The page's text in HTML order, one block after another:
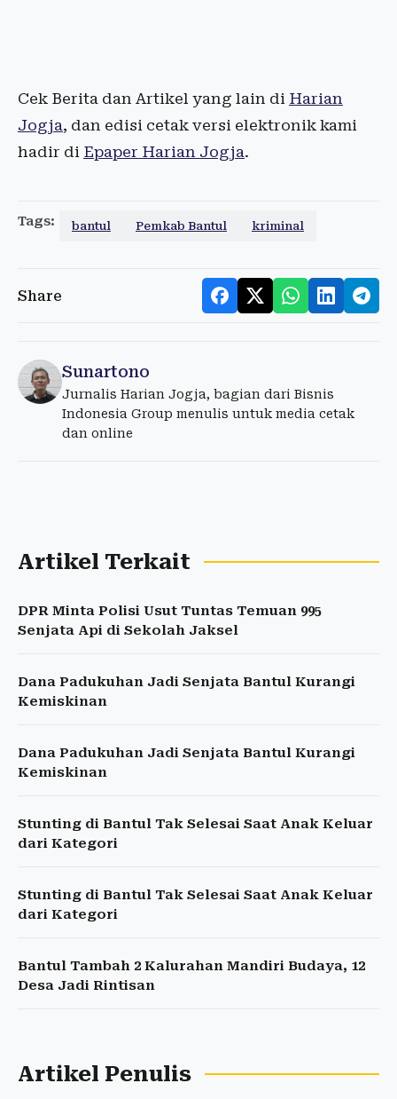
Cek Berita dan Artikel yang lain di Harian
Jogja, dan edisi cetak versi elektronik kami
hadir di Epaper Harian Jogja.
Tags: bantul Pemkab Bantul kriminal
Share
Sunartono
Jurnalis Harian Jogja, bagian dari Bisnis
Indonesia Group menulis untuk media cetak
dan online
Artikel Terkait
DPR Minta Polisi Usut Tuntas Temuan 995
Senjata Api di Sekolah Jaksel
Dana Padukuhan Jadi Senjata Bantul Kurangi
Kemiskinan
Dana Padukuhan Jadi Senjata Bantul Kurangi
Kemiskinan
Stunting di Bantul Tak Selesai Saat Anak Keluar
dari Kategori
Stunting di Bantul Tak Selesai Saat Anak Keluar
dari Kategori
Bantul Tambah 2 Kalurahan Mandiri Budaya, 12
Desa Jadi Rintisan
Artikel Penulis